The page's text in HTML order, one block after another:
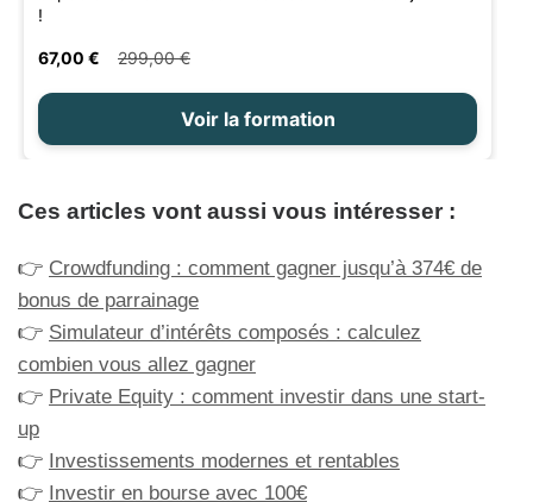
Ces articles vont aussi vous intéresser :
👉 Crowdfunding : comment gagner jusqu’à 374€ de
bonus de parrainage
👉 Simulateur d’intérêts composés : calculez
combien vous allez gagner
👉 Private Equity : comment investir dans une start-
up
👉 Investissements modernes et rentables